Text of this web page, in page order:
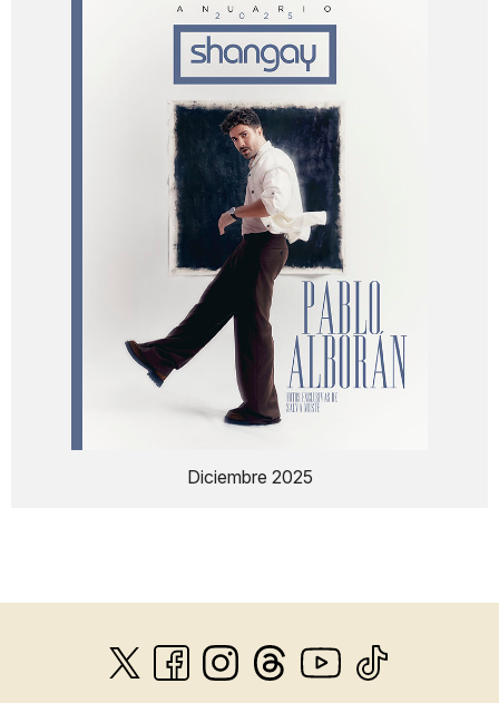
Diciembre 2025